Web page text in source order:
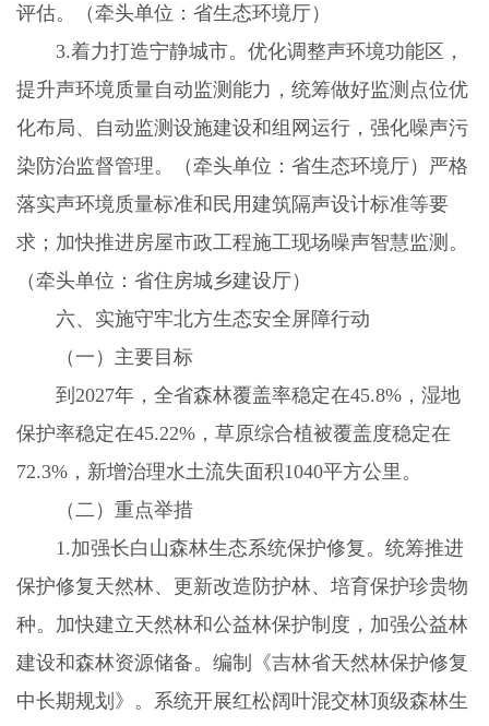
评估。（牵头单位：省生态环境厅）
3.着力打造宁静城市。优化调整声环境功能区，
提升声环境质量自动监测能力，统筹做好监测点位优
化布局、自动监测设施建设和组网运行，强化噪声污
染防治监督管理。（牵头单位：省生态环境厅）严格
落实声环境质量标准和民用建筑隔声设计标准等要
求；加快推进房屋市政工程施工现场噪声智慧监测。
（牵头单位：省住房城乡建设厅）
六、实施守牢北方生态安全屏障行动
（一）主要目标
到 2027年，全省森林覆盖率稳定在45.8% ，湿地
保护率稳定在45.22% ，草原综合植被覆盖度稳定在
72.3% ，新增治理水土流失面积1040平方公里。
（二）重点举措
1.加强长白山森林生态系统保护修复。统筹推进
保护修复天然林、更新改造防护林、培育保护珍贵物
种。加快建立天然林和公益林保护制度，加强公益林
建设和森林资源储备。编制《吉林省天然林保护修复
中长期规划》。系统开展红松阔叶混交林顶级森林生